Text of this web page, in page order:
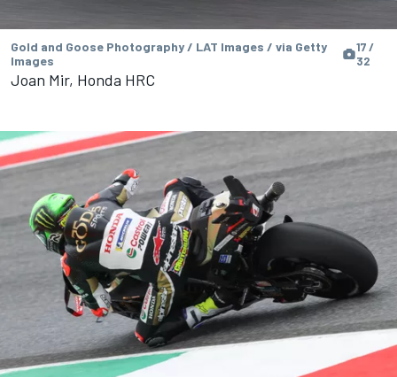
Gold and Goose Photography / LAT Images / via Getty
Images
17 /
32
Joan Mir, Honda HRC